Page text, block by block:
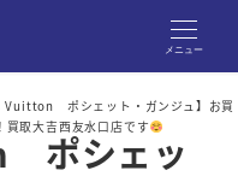
メニュー
Vuitton ポシェット・ガンジュ】お買
取大吉西友水口店です
ポシェッ